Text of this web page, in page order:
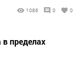
1086 0 0
пределах